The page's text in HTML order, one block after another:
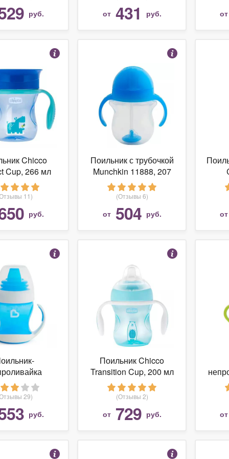
руб. от 431 руб. от
Chicco
Cup, 266 мл
11)
руб.
Поильник с трубочкой
Munchkin 11888, 207
мл
(Отзывы 6)
от 504 руб. от
11143, 120
мл 29)
руб.
Поильник Chicco
Transition Cup, 200 мл
(Отзывы 2)
от 729 руб. от